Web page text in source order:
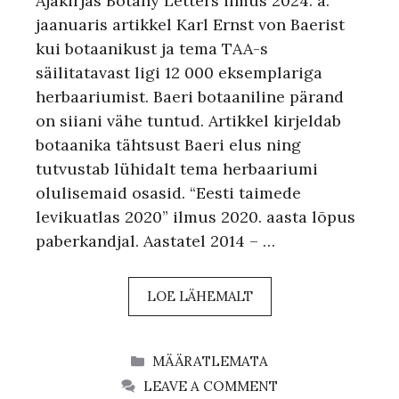
jaanuaris artikkel Karl Ernst von Baerist
kui botaanikust ja tema TAA-s
säilitatavast ligi 12 000 eksemplariga
herbaariumist. Baeri botaaniline pärand
on siiani vähe tuntud. Artikkel kirjeldab
botaanika tähtsust Baeri elus ning
tutvustab lühidalt tema herbaariumi
olulisemaid osasid. “Eesti taimede
levikuatlas 2020” ilmus 2020. aasta lõpus
paberkandjal. Aastatel 2014 – …
LOE LÄHEMALT
CATEGORIES
MÄÄRATLEMATA
LEAVE A COMMENT